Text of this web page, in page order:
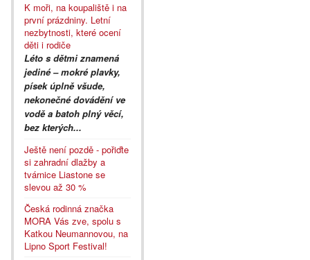
K moři, na koupaliště i na
první prázdniny. Letní
nezbytnosti, které ocení
děti i rodiče
Léto s dětmi znamená
jediné – mokré plavky,
písek úplně všude,
nekonečné dovádění ve
vodě a batoh plný věcí,
bez kterých...
Ještě není pozdě - pořiďte
si zahradní dlažby a
tvárnice Liastone se
slevou až 30 %
Česká rodinná značka
MORA Vás zve, spolu s
Katkou Neumannovou, na
Lipno Sport Festival!